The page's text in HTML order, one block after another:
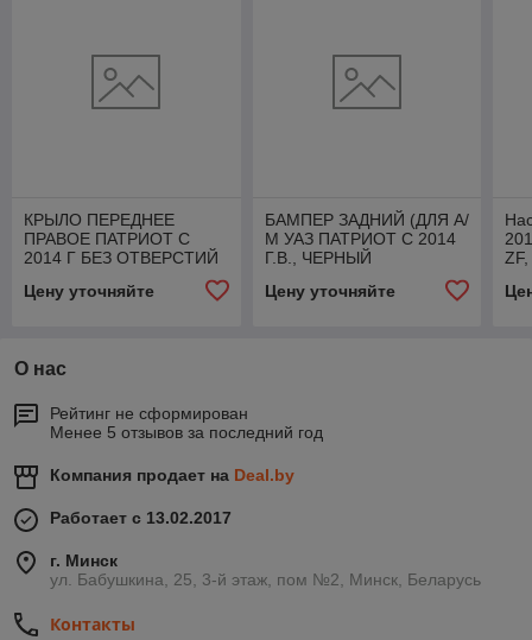
КРЫЛО ПЕРЕДНЕЕ
ПРАВОЕ ПАТРИОТ С
2014 Г БЕЗ ОТВЕРСТИЙ
ПОВТОРИТЕЛЬ, 3163-86-
Цену уточняйте
БАМПЕР ЗАДНИЙ (ДЛЯ А/
М УАЗ ПАТРИОТ С 2014
Г.В., ЧЕРНЫЙ
ДАТЧИКОВ),
Цену уточняйте
О нас
Рейтинг не сформирован
Менее 5 отзывов за последний год
Компания продает на Deal.by
Работает с 13.02.2017
г. Минск
ул. Бабушкина, 25, 3-й этаж, пом №2, Минск, Беларусь
Контакты